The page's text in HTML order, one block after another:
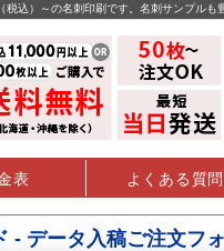
込）～の名刺印刷です。名刺サンプルも
表 よくある質問
- データ入稿ご注文フ